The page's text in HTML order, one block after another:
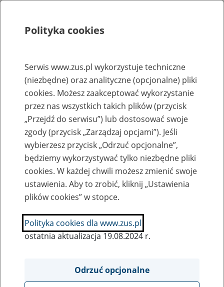
Rejestry, ewidencje i archiwa
Baza zlikwidowanych lub
przekształconych zakładów pracy
Nazwa zakładu pracy:
SZUKAJ
Polityka cookies
Serwis www.zus.pl wykorzystuje techniczne
(niezbędne) oraz analityczne (opcjonalne) pliki
cookies. Możesz zaakceptować wykorzystanie
przez nas wszystkich takich plików (przycisk
„Przejdź do serwisu”) lub dostosować swoje
zgody (przycisk „Zarządzaj opcjami”). Jeśli
wybierzesz przycisk „Odrzuć opcjonalne”,
będziemy wykorzystywać tylko niezbędne pliki
cookies. W każdej chwili możesz zmienić swoje
ustawienia. Aby to zrobić, kliknij „Ustawienia
plików cookies” w stopce.
Polityka cookies dla www.zus.pl
ostatnia aktualizacja 19.08.2024 r.
Odrzuć opcjonalne